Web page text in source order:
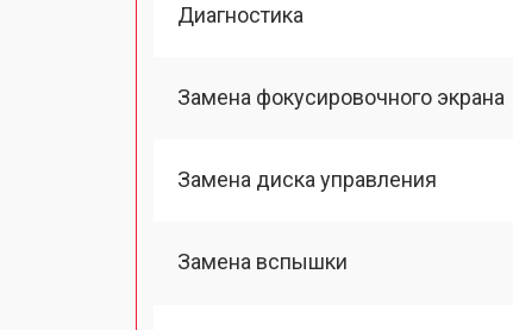
Диагностика
Замена фокусировочного экрана
Замена диска управления
Замена вспышки